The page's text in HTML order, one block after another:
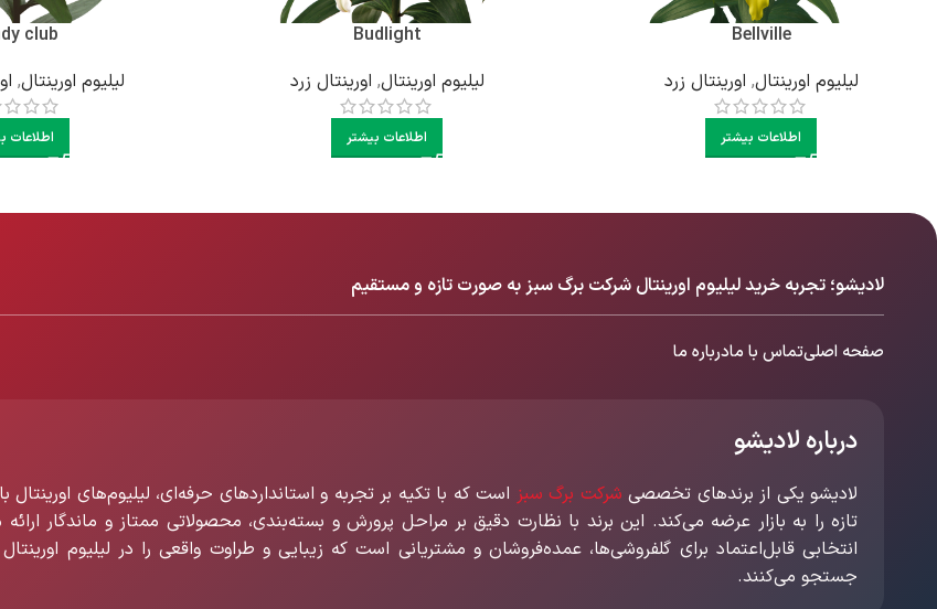
Bellville
لیلیوم اورینتال, اورینتال زرد
اطلاعات بیشتر
Budlight
لیلیوم اورینتال, اورینتال زرد
اطلاعات بیشتر
club
لیلیوم اورینتال,
اطلاعات
لادیشو؛ تجربه خرید لیلیوم اورینتال شرکت برگ سبز به صورت تازه و مستقیم
صفحه اصلیتماس با مادرباره ما
درباره لادیشو
لادیشو یکی از برندهای تخصصی شرکت برگ سبز است که با تکیه بر تجربه و استانداردهای حرفه‌ای، لیلیوم‌های اورینتال
تازه را به بازار عرضه می‌کند. این برند با نظارت دقیق بر مراحل پرورش و بسته‌بندی، محصولاتی ممتاز و ماندگار
انتخابی قابل‌اعتماد برای گلفروشی‌ها، عمده‌فروشان و مشتریانی است که زیبایی و طراوت واقعی را در لیلیوم
جستجو می‌کنند.